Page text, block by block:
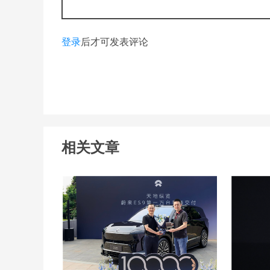
登录后才可发表评论
相关文章